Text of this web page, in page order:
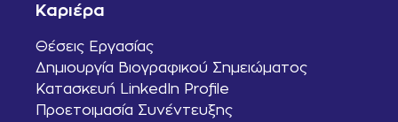
Καριέρα
Θέσεις Εργασίας
Δημιουργία Βιογραφικού Σημειώματος
Κατασκευή LinkedIn Profile
Προετοιμασία Συνέντευξης